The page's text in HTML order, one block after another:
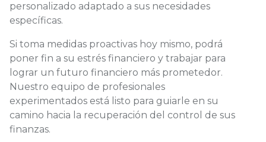
personalizado adaptado a sus necesidades
específicas.
Si toma medidas proactivas hoy mismo, podrá
poner fin a su estrés financiero y trabajar para
lograr un futuro financiero más prometedor.
Nuestro equipo de profesionales
experimentados está listo para guiarle en su
camino hacia la recuperación del control de sus
finanzas.